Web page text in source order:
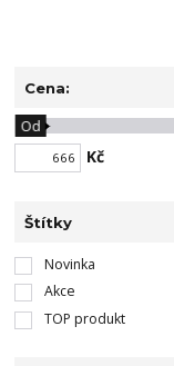
Cena:
Kč
Od
Štítky
Novinka
Akce
TOP produkt